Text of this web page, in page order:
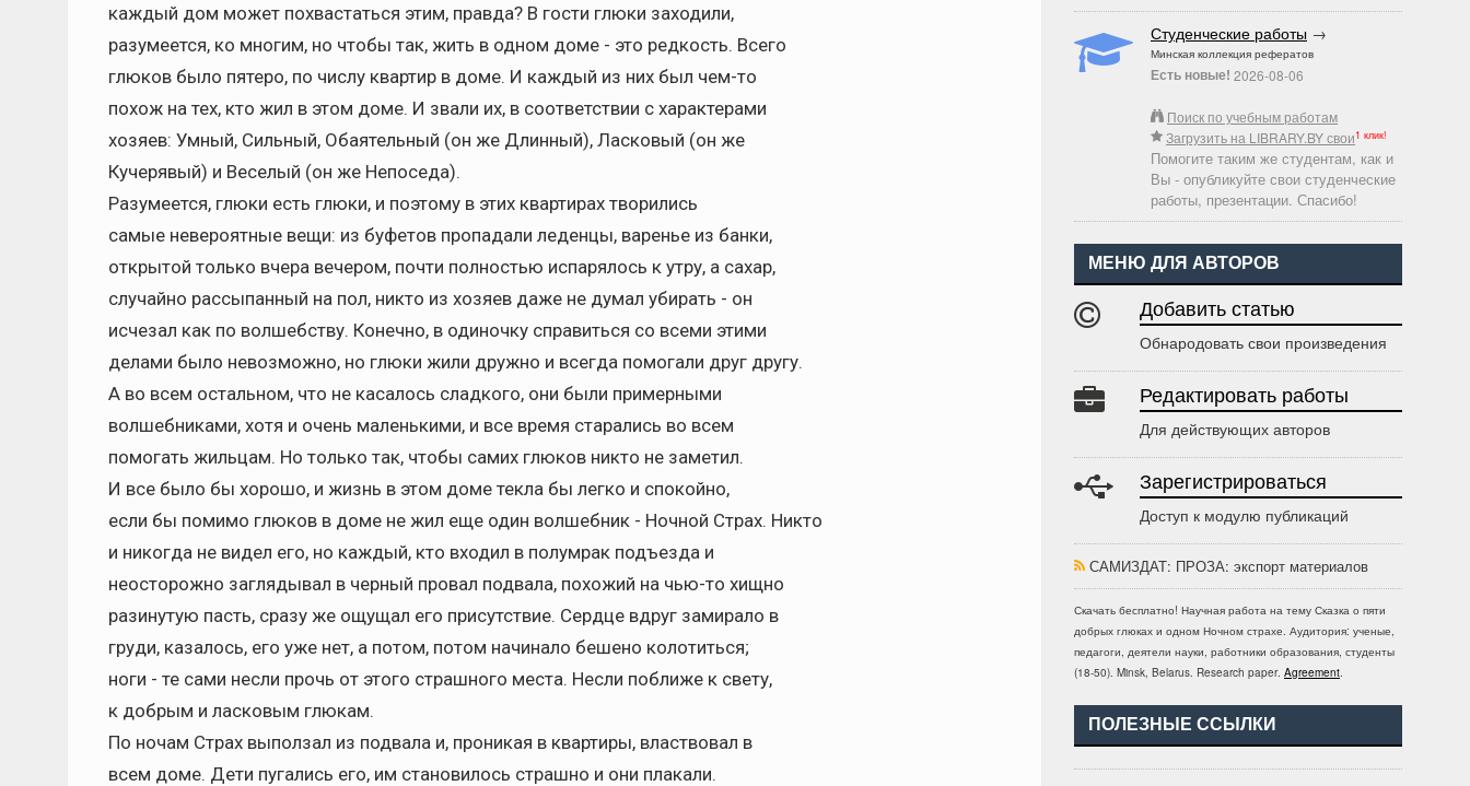
Студенческие работы →
Минская коллекция рефератов
Есть новые! 2026-08-06
Поиск по учебным работам
Загрузить на LIBRARY.BY свои1 клик!
Помогите таким же студентам, как и
Вы - опубликуйте свои студенческие
работы, презентации. Спасибо!
МЕНЮ ДЛЯ АВТОРОВ
Добавить статью
Обнародовать свои произведения
Редактировать работы
Для действующих авторов
Зарегистрироваться
Доступ к модулю публикаций
САМИЗДАТ: ПРОЗА: экспорт материалов
Скачать бесплатно! Научная работа на тему Сказка о пяти
добрых глюках и одном Ночном страхе. Аудитория: ученые,
педагоги, деятели науки, работники образования, студенты
(18-50). Minsk, Belarus. Research paper. Agreement.
ПОЛЕЗНЫЕ ССЫЛКИ
каждый дом может похвастаться этим, правда? В гости глюки заходили,
разумеется, ко многим, но чтобы так, жить в одном доме - это редкость. Всего
глюков было пятеро, по числу квартир в доме. И каждый из них был чем-то
похож на тех, кто жил в этом доме. И звали их, в соответствии с характерами
хозяев: Умный, Сильный, Обаятельный (он же Длинный), Ласковый (он же
Кучерявый) и Веселый (он же Непоседа).
Разумеется, глюки есть глюки, и поэтому в этих квартирах творились
самые невероятные вещи: из буфетов пропадали леденцы, варенье из банки,
открытой только вчера вечером, почти полностью испарялось к утру, а сахар,
случайно рассыпанный на пол, никто из хозяев даже не думал убирать - он
исчезал как по волшебству. Конечно, в одиночку справиться со всеми этими
делами было невозможно, но глюки жили дружно и всегда помогали друг другу.
А во всем остальном, что не касалось сладкого, они были примерными
волшебниками, хотя и очень маленькими, и все время старались во всем
помогать жильцам. Но только так, чтобы самих глюков никто не заметил.
И все было бы хорошо, и жизнь в этом доме текла бы легко и спокойно,
если бы помимо глюков в доме не жил еще один волшебник - Ночной Страх. Никто
и никогда не видел его, но каждый, кто входил в полумрак подъезда и
неосторожно заглядывал в черный провал подвала, похожий на чью-то хищно
разинутую пасть, сразу же ощущал его присутствие. Сердце вдруг замирало в
груди, казалось, его уже нет, а потом, потом начинало бешено колотиться;
ноги - те сами несли прочь от этого страшного места. Несли поближе к свету,
к добрым и ласковым глюкам.
По ночам Страх выползал из подвала и, проникая в квартиры, властвовал в
всем доме. Дети пугались его, им становилось страшно и они плакали.